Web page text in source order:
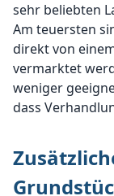
sehr beliebten
Am teuersten
direkt von
vermarktet
weniger
dass